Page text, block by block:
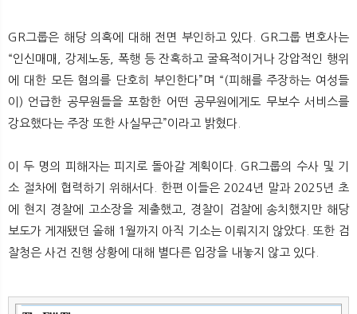
GR그룹은 해당 의혹에 대해 전면 부인하고 있다. GR그룹 변호사는
“인신매매, 강제노동, 폭행 등 잔혹하고 굴욕적이거나 강압적인 행위
에 대한 모든 혐의를 단호히 부인한다”며 “(피해를 주장하는 여성들
이) 언급한 공무원들을 포함한 어떤 공무원에게도 무보수 서비스를
강요했다는 주장 또한 사실무근”이라고 밝혔다.
이 두 명의 피해자는 피지로 돌아갈 계획이다. GR그룹의 수사 및 기
소 절차에 협력하기 위해서다. 한편 이들은 2024년 말과 2025년 초
에 현지 경찰에 고소장을 제출했고, 경찰이 검찰에 송치했지만 해당
보도가 게재됐던 올해 1월까지 아직 기소는 이뤄지지 않았다. 또한 검
찰청은 사건 진행 상황에 대해 별다른 입장을 내놓지 않고 있다.